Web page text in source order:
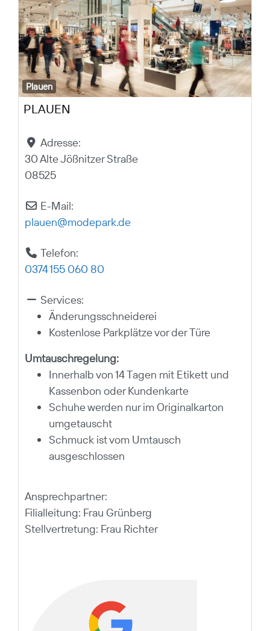
Plauen
PLAUEN
Adresse:
30 Alte Jößnitzer Straße
08525
E-Mail:
plauen@modepark.de
Telefon:
0374 155 060 80
Services:
Änderungsschneiderei
Kostenlose Parkplätze vor der Türe
Umtauschregelung:
Innerhalb von 14 Tagen mit Etikett und
Kassenbon oder Kundenkarte
Schuhe werden nur im Originalkarton
umgetauscht
Schmuck ist vom Umtausch
ausgeschlossen
Ansprechpartner:
Filialleitung: Frau Grünberg
Stellvertretung: Frau Richter